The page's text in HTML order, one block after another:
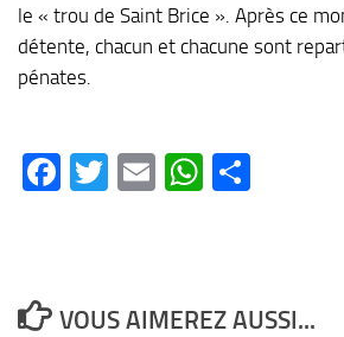
le « trou de Saint Brice ». Après ce
détente, chacun et chacune sont
pénates.
Facebook
Twitter
Email
VOUS AIMEREZ AUSSI...